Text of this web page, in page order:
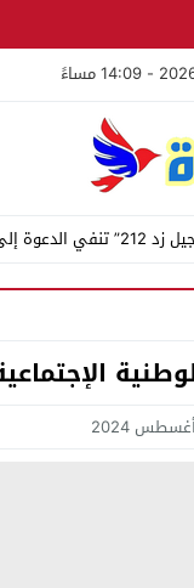
الدعوة إلى أي مظاهرة وتحذر من منشور _